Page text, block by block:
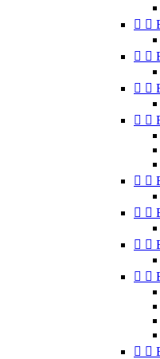
 
 
 
 
 
 
 
 
 